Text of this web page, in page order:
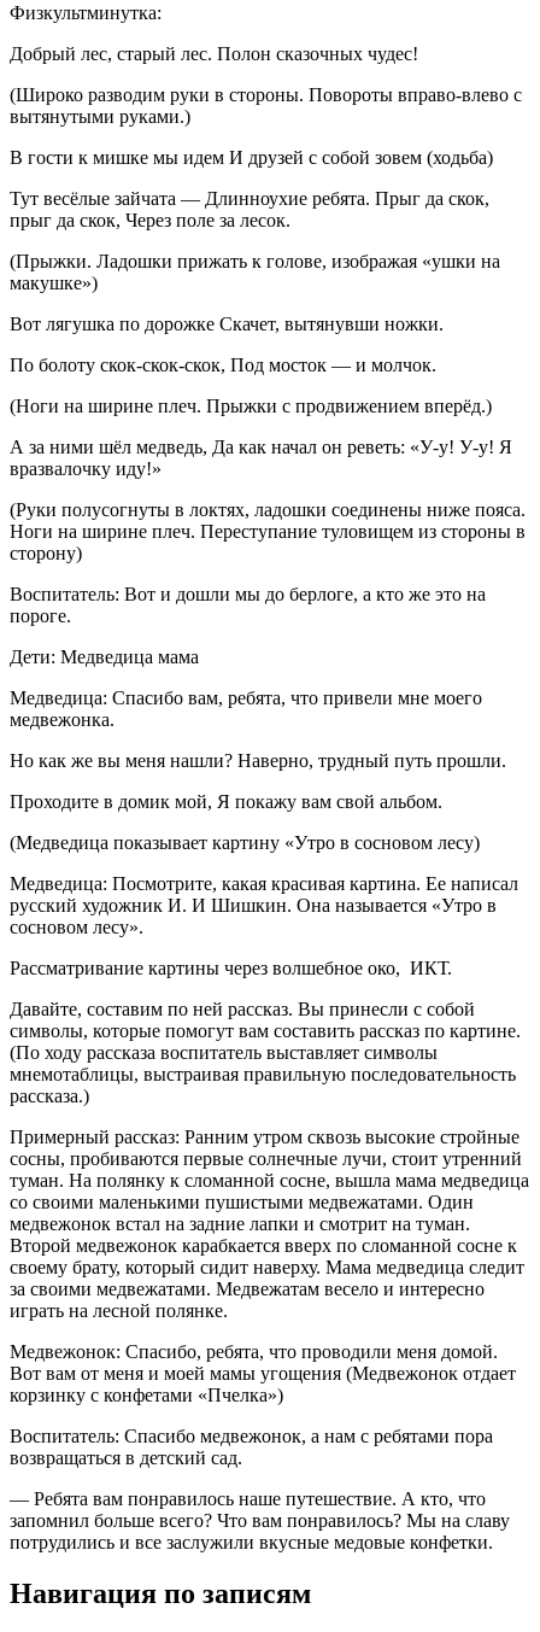
Физкультминутка:
Добрый лес, старый лес. Полон сказочных чудес!
(Широко разводим руки в стороны. Повороты вправо-влево с
вытянутыми руками.)
В гости к мишке мы идем И друзей с собой зовем (ходьба)
Тут весёлые зайчата — Длинноухие ребята. Прыг да скок,
прыг да скок, Через поле за лесок.
(Прыжки. Ладошки прижать к голове, изображая «ушки на
макушке»)
Вот лягушка по дорожке Скачет, вытянувши ножки.
По болоту скок-скок-скок, Под мосток — и молчок.
(Ноги на ширине плеч. Прыжки с продвижением вперёд.)
А за ними шёл медведь, Да как начал он реветь: «У-у! У-у! Я
вразвалочку иду!»
(Руки полусогнуты в локтях, ладошки соединены ниже пояса.
Ноги на ширине плеч. Переступание туловищем из стороны в
сторону)
Воспитатель: Вот и дошли мы до берлоге, а кто же это на
пороге.
Дети: Медведица мама
Медведица: Спасибо вам, ребята, что привели мне моего
медвежонка.
Но как же вы меня нашли? Наверно, трудный путь прошли.
Проходите в домик мой, Я покажу вам свой альбом.
(Медведица показывает картину «Утро в сосновом лесу)
Медведица: Посмотрите, какая красивая картина. Ее написал
русский художник И. И Шишкин. Она называется «Утро в
сосновом лесу».
Рассматривание картины через волшебное око, ИКТ.
Давайте, составим по ней рассказ. Вы принесли с собой
символы, которые помогут вам составить рассказ по картине.
(По ходу рассказа воспитатель выставляет символы
мнемотаблицы, выстраивая правильную последовательность
рассказа.)
Примерный рассказ: Ранним утром сквозь высокие стройные
сосны, пробиваются первые солнечные лучи, стоит утренний
туман. На полянку к сломанной сосне, вышла мама медведица
со своими маленькими пушистыми медвежатами. Один
медвежонок встал на задние лапки и смотрит на туман.
Второй медвежонок карабкается вверх по сломанной сосне к
своему брату, который сидит наверху. Мама медведица следит
за своими медвежатами. Медвежатам весело и интересно
играть на лесной полянке.
Медвежонок: Спасибо, ребята, что проводили меня домой.
Вот вам от меня и моей мамы угощения (Медвежонок отдает
корзинку с конфетами «Пчелка»)
Воспитатель: Спасибо медвежонок, а нам с ребятами пора
возвращаться в детский сад.
— Ребята вам понравилось наше путешествие. А кто, что
запомнил больше всего? Что вам понравилось? Мы на славу
потрудились и все заслужили вкусные медовые конфетки.
Навигация по записям